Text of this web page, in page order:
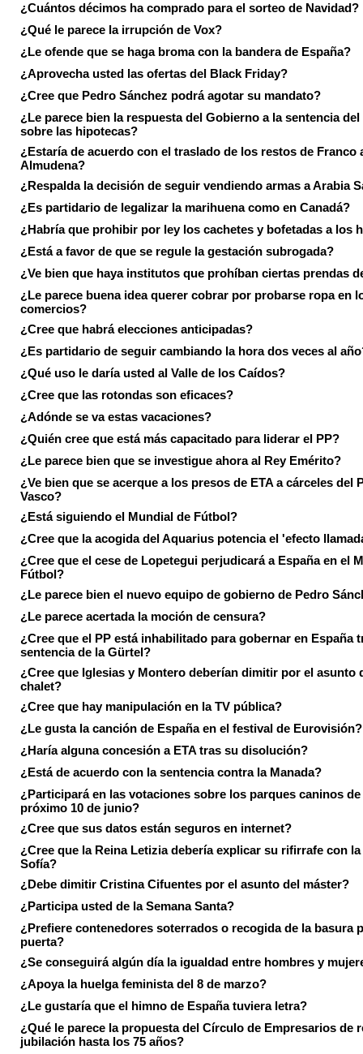
¿Cuántos décimos ha comprado para el sorteo de Navidad?
¿Qué le parece la irrupción de Vox?
¿Le ofende que se haga broma con la bandera de España?
¿Aprovecha usted las ofertas del Black Friday?
¿Cree que Pedro Sánchez podrá agotar su mandato?
¿Le parece bien la respuesta del Gobierno a la sentencia
sobre las hipotecas?
¿Estaría de acuerdo con el traslado de los restos de Franco
Almudena?
¿Respalda la decisión de seguir vendiendo armas a Arabia
¿Es partidario de legalizar la marihuena como en Canadá?
¿Habría que prohibir por ley los cachetes y bofetadas a los
¿Está a favor de que se regule la gestación subrogada?
¿Ve bien que haya institutos que prohíban ciertas prendas
¿Le parece buena idea querer cobrar por probarse ropa en
comercios?
¿Cree que habrá elecciones anticipadas?
¿Es partidario de seguir cambiando la hora dos veces al
¿Qué uso le daría usted al Valle de los Caídos?
¿Cree que las rotondas son eficaces?
¿Adónde se va estas vacaciones?
¿Quién cree que está más capacitado para liderar el PP?
¿Le parece bien que se investigue ahora al Rey Emérito?
¿Ve bien que se acerque a los presos de ETA a cárceles del
Vasco?
¿Está siguiendo el Mundial de Fútbol?
¿Cree que la acogida del Aquarius potencia el 'efecto
¿Cree que el cese de Lopetegui perjudicará a España en el
Fútbol?
¿Le parece bien el nuevo equipo de gobierno de Pedro
¿Le parece acertada la moción de censura?
¿Cree que el PP está inhabilitado para gobernar en España
sentencia de la Gürtel?
¿Cree que Iglesias y Montero deberían dimitir por el asunto
chalet?
¿Cree que hay manipulación en la TV pública?
¿Le gusta la canción de España en el festival de Eurovisión?
¿Haría alguna concesión a ETA tras su disolución?
¿Está de acuerdo con la sentencia contra la Manada?
¿Participará en las votaciones sobre los parques caninos de
próximo 10 de junio?
¿Cree que sus datos están seguros en internet?
¿Cree que la Reina Letizia debería explicar su rifirrafe con la
Sofía?
¿Debe dimitir Cristina Cifuentes por el asunto del máster?
¿Participa usted de la Semana Santa?
¿Prefiere contenedores soterrados o recogida de la basura
puerta?
¿Se conseguirá algún día la igualdad entre hombres y
¿Apoya la huelga feminista del 8 de marzo?
¿Le gustaría que el himno de España tuviera letra?
¿Qué le parece la propuesta del Círculo de Empresarios de
jubilación hasta los 75 años?